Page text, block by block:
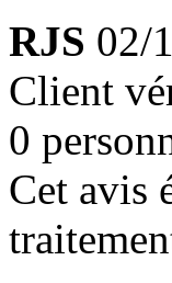
RJS 02/
Client
0
Cet avis